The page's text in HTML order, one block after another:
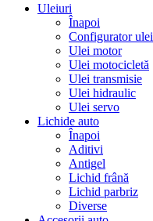
Uleiuri
Înapoi
Configurator ulei
Ulei motor
Ulei motocicletă
Ulei transmisie
Ulei hidraulic
Ulei servo
Lichide auto
Înapoi
Aditivi
Antigel
Lichid frână
Lichid parbriz
Diverse